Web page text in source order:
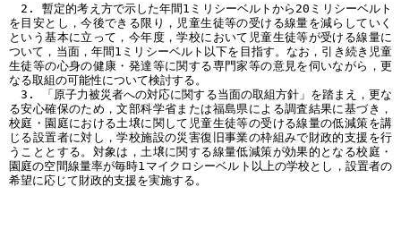
2. 暫定的考え方で示した年間1ミリシーベルトから20ミリシーベルト
を目安とし，今後できる限り，児童生徒等の受ける線量を減らしていく
という基本に立って，今年度，学校において児童生徒等が受ける線量に
ついて，当面，年間1ミリシーベルト以下を目指す。なお，引き続き児童
生徒等の心身の健康・発達等に関する専門家等の意見を伺いながら，更
なる取組の可能性について検討する。
3. 「原子力被災者への対応に関する当面の取組方針」を踏まえ，更な
る安心確保のため，文部科学省または福島県による調査結果に基づき，
校庭・園庭における土壌に関して児童生徒等の受ける線量の低減策を講
じる設置者に対し，学校施設の災害復旧事業の枠組みで財政的支援を行
うこととする。対象は，土壌に関する線量低減策が効果的となる校庭・
園庭の空間線量率が毎時1マイクロシーベルト以上の学校とし，設置者の
希望に応じて財政的支援を実施する。